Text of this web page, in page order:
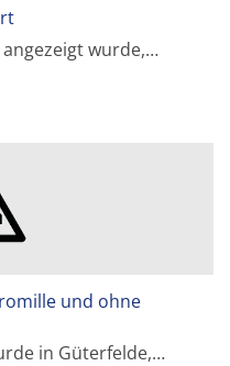
angezeigt wurde,…
und ohne
in Güterfelde,…